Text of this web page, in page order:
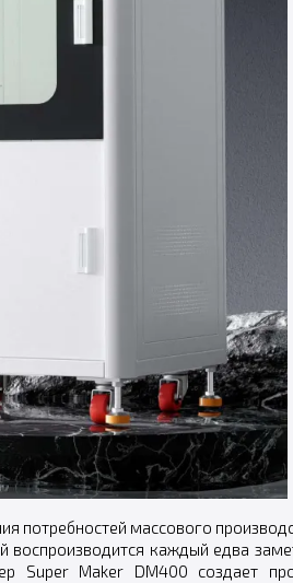
потребностей массового
воспроизводится каждый едва
Super Maker DM400 создает